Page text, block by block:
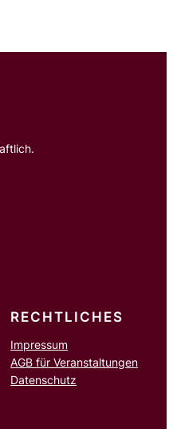
RECHTLICHES
Impressum
AGB für Veranstaltungen
Datenschutz